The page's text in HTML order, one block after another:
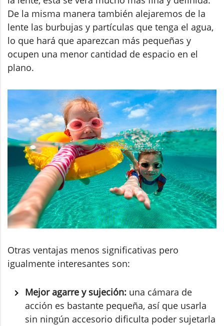
De la misma manera también alejaremos de la
lente las burbujas y partículas que tenga el agua,
lo que hará que aparezcan más pequeñas y
ocupen una menor cantidad de espacio en el
plano.
Otras ventajas menos significativas pero
igualmente interesantes son:
Mejor agarre y sujeción: una cámara de
acción es bastante pequeña, así que usarla
sin ningún accesorio dificulta poder sujetarla